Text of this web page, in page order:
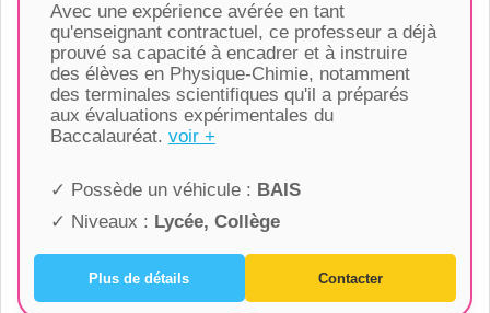
Avec une expérience avérée en tant
qu'enseignant contractuel, ce professeur a déjà
prouvé sa capacité à encadrer et à instruire
des élèves en Physique-Chimie, notamment
des terminales scientifiques qu'il a préparés
aux évaluations expérimentales du
Baccalauréat. voir +
✓ Possède un véhicule : BAIS
✓ Niveaux : Lycée, Collège
Plus de détails Contacter